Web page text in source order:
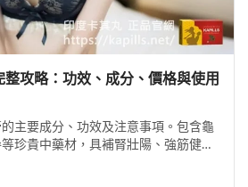
攻略：功效、成分、價格與使用
主要成分、功效及注意事項。包含龜
珍貴中藥材，具補腎壯陽、強筋健